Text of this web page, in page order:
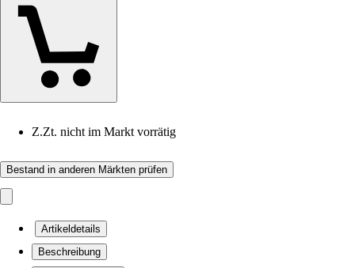
Z.Zt. nicht im Markt vorrätig
Bestand in anderen Märkten prüfen
Artikeldetails
Beschreibung